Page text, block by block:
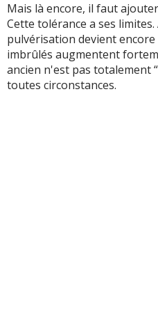
Mais là encore, il faut
Cette tolérance a ses
pulvérisation devient encore
imbrûlés augmentent
ancien n'est pas totalement
toutes circonstances.